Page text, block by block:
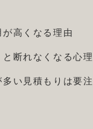
高くなる理由
断れなくなる心
い見積もりは要